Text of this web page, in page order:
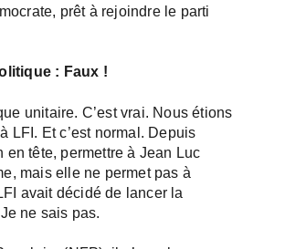
prêt à rejoindre le parti
: Faux !
unitaire. C’est vrai. Nous étions
LFI. Et c’est normal. Depuis
en tête, permettre à Jean Luc
mais elle ne permet pas à
avait décidé de lancer la
ne sais pas.